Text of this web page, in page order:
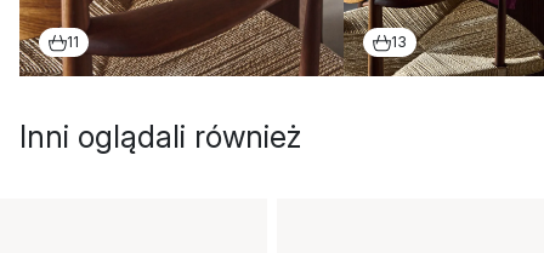
11 13
Inni oglądali również